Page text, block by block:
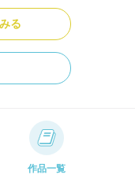
る
作品一覧